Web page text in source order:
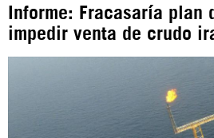
https://
WhatsApp y
Instagram
Informe: Fracasaría plan
impedir venta de crudo